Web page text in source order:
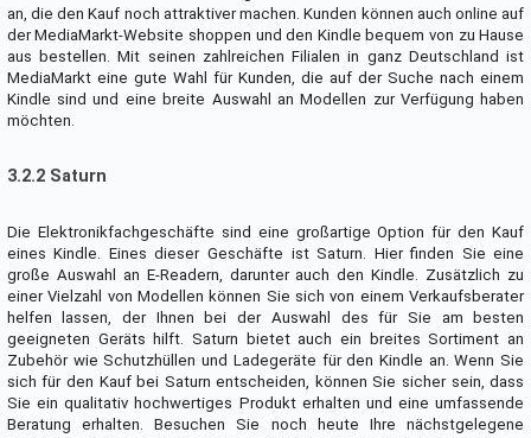
an, die den Kauf noch attraktiver machen. Kunden können auch online auf
der MediaMarkt-Website shoppen und den Kindle bequem von zu Hause
aus bestellen. Mit seinen zahlreichen Filialen in ganz Deutschland ist
MediaMarkt eine gute Wahl für Kunden, die auf der Suche nach einem
Kindle sind und eine breite Auswahl an Modellen zur Verfügung haben
möchten.
3.2.2 Saturn
Die Elektronikfachgeschäfte sind eine großartige Option für den Kauf
eines Kindle. Eines dieser Geschäfte ist Saturn. Hier finden Sie eine
große Auswahl an E-Readern, darunter auch den Kindle. Zusätzlich zu
einer Vielzahl von Modellen können Sie sich von einem Verkaufsberater
helfen lassen, der Ihnen bei der Auswahl des für Sie am besten
geeigneten Geräts hilft. Saturn bietet auch ein breites Sortiment an
Zubehör wie Schutzhüllen und Ladegeräte für den Kindle an. Wenn Sie
sich für den Kauf bei Saturn entscheiden, können Sie sicher sein, dass
Sie ein qualitativ hochwertiges Produkt erhalten und eine umfassende
Beratung erhalten. Besuchen Sie noch heute Ihre nächstgelegene